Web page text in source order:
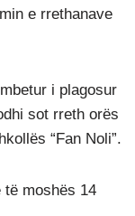
e rrethanave
i plagosur
sot rreth orës
“Fan Noli”.
të moshës 14